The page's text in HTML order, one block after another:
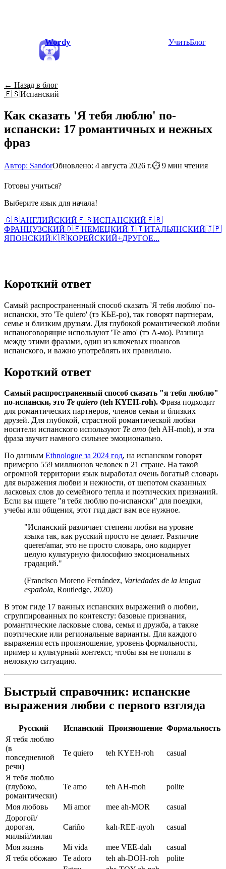
Wordy УчитьБлог
← Назад в блог
🇪🇸Испанский
Как сказать 'Я тебя люблю' по-
испански: 17 романтичных и нежных
фраз
Автор: SandorОбновлено: 4 августа 2026 г.⏱ 9 мин чтения
Готовы учиться?
Выберите язык для начала!
🇬🇧АНГЛИЙСКИЙ🇪🇸ИСПАНСКИЙ🇫🇷
ФРАНЦУЗСКИЙ🇩🇪НЕМЕЦКИЙ🇮🇹ИТАЛЬЯНСКИЙ🇯🇵
ЯПОНСКИЙ🇰🇷КОРЕЙСКИЙ+ДРУГОЕ...
Короткий ответ
Самый распространенный способ сказать 'Я тебя люблю' по-
испански, это 'Te quiero' (тэ КЬЕ-ро), так говорят партнерам,
семье и близким друзьям. Для глубокой романтической любви
испаноговорящие используют 'Te amo' (тэ А-мо). Разница
между этими фразами, один из ключевых нюансов
испанского, и важно употреблять их правильно.
Короткий ответ
Самый распространенный способ сказать "я тебя люблю"
по-испански, это Te quiero (teh KYEH-roh). Фраза подходит
для романтических партнеров, членов семьи и близких
друзей. Для глубокой, страстной романтической любви
носители испанского используют Te amo (teh AH-moh), и эта
фраза звучит намного сильнее эмоционально.
По данным Ethnologue за 2024 год, на испанском говорят
примерно 559 миллионов человек в 21 стране. На такой
огромной территории язык выработал очень богатый словарь
для выражения любви и нежности, от шепотом сказанных
ласковых слов до семейного тепла и поэтических признаний.
Если вы ищете "я тебя люблю по-испански" для поездки,
учебы или общения, этот гид даст вам все нужное.
"Испанский различает степени любви на уровне
языка так, как русский просто не делает. Различие
querer/amar, это не просто словарь, оно кодирует
целую культурную философию эмоциональных
градаций."
(Francisco Moreno Fernández, Variedades de la lengua
española, Routledge, 2020)
В этом гиде 17 важных испанских выражений о любви,
сгруппированных по контексту: базовые признания,
романтические ласковые слова, семья и дружба, а также
поэтические или региональные варианты. Для каждого
выражения есть произношение, уровень формальности,
пример и культурный контекст, чтобы вы не попали в
неловкую ситуацию.
Быстрый справочник: испанские
выражения любви с первого взгляда
Русский Испанский Произношение Формальность
Я тебя люблю
(в
повседневной
речи)
Te quiero teh KYEH-roh casual
Я тебя люблю
(глубоко,
романтически)
Te amo teh AH-moh polite
Моя любовь Mi amor mee ah-MOR
casual
Дорогой/
дорогая,
милый/милая
Cariño kah-REE-nyoh casual
Моя жизнь Mi vida mee VEE-dah
casual
Я тебя обожаю
Te adoro teh ah-DOH-roh
polite